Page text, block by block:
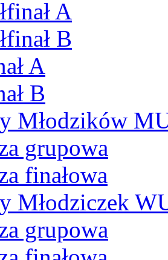
A
B
A
B
Młodzików
grupowa
finałowa
Młodziczek
grupowa